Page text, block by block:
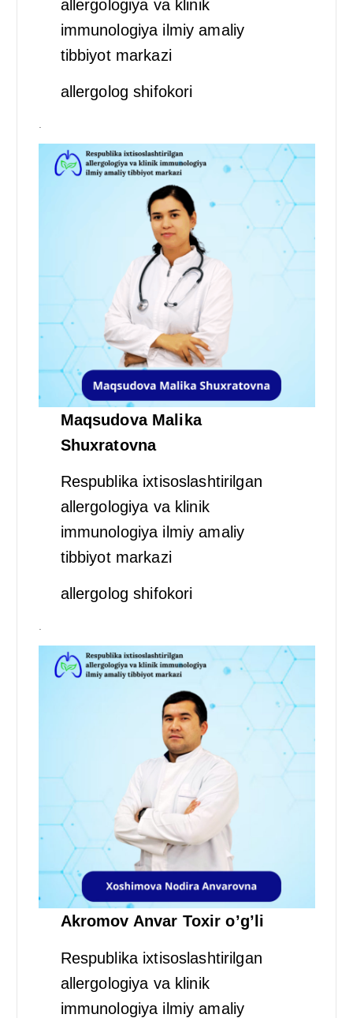
allergologiya va klinik
immunologiya ilmiy amaliy
tibbiyot markazi
allergolog shifokori
Maqsudova Malika
Shuxratovna
Respublika ixtisoslashtirilgan
allergologiya va klinik
immunologiya ilmiy amaliy
tibbiyot markazi
allergolog shifokori
Akromov Anvar Toxir o’g’li
Respublika ixtisoslashtirilgan
allergologiya va klinik
immunologiya ilmiy amaliy